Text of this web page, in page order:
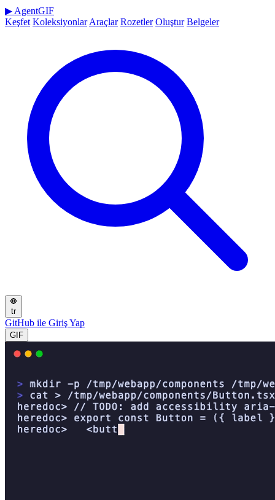
▶ AgentGIF
Keşfet Koleksiyonlar Araçlar Rozetler Oluştur Belgeler
tr
GitHub ile Giriş Yap
GIF